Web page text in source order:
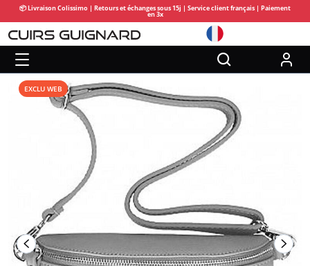
📦 Livraison Colissimo | Retours et échanges sous 15j | Service client français | Paiement
en 3x
EXCLU WEB